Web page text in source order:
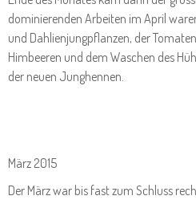
dominierenden Arbeiten im April
und Dahlienjungpflanzen, der
Himbeeren und dem Waschen des
der neuen Junghennen.
März 2015
Der März war bis fast zum Schluss